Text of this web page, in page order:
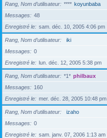
Rang, Nom d’utilisateur **** koyunbaba
Messages
48
Enregistré le
sam. déc. 10, 2005 4:06 pm
Rang, Nom d’utilisateur
iki
Messages
0
Enregistré le
lun. déc. 12, 2005 5:38 pm
Rang, Nom d’utilisateur *1* philbaux
Messages
160
Enregistré le
mer. déc. 28, 2005 10:48 pm
Rang, Nom d’utilisateur
izaho
Messages
0
Enregistré le
sam. janv. 07, 2006 1:13 am